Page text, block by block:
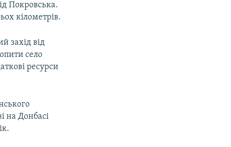
Покровська.
кілометрів.
захід від
село
ресурси
на Донбасі